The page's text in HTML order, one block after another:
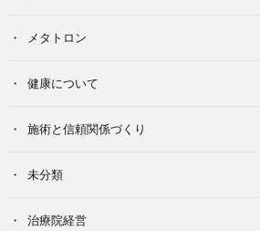
メタトロン
健康について
施術と信頼関係づくり
未分類
治療院経営